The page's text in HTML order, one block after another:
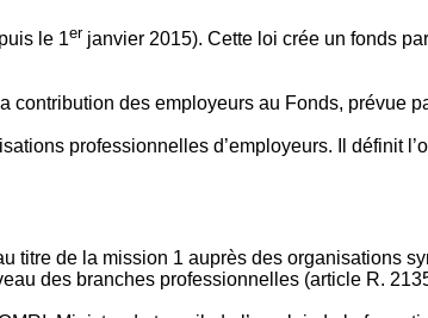
le 1er janvier 2015). Cette loi crée un fonds
contribution des employeurs au Fonds, prévue
professionnelles d’employeurs. Il définit
titre de la mission 1 auprès des organisations
des branches professionnelles (article R.